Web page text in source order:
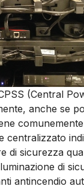
(Central
anche se
centralizzato
di sicurezza
di
antincendio